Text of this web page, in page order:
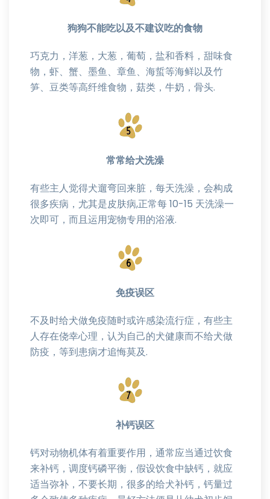
狗狗不能吃以及不建议吃的食物
巧克力，洋葱，大葱，葡萄，盐和香料，甜味食
物，虾、蟹、墨鱼、章鱼、海蜇等海鲜以及竹
笋、豆类等高纤维食物，菇类，牛奶，骨头.
常常给犬洗澡
有些主人觉得犬遛弯回来脏，每天洗澡，会构成
很多疾病，尤其是皮肤病,正常每 10-15 天洗澡一
次即可，而且运用宠物专用的浴液.
免疫误区
不及时给犬做免疫随时或许感染流行症，有些主
人存在侥幸心理，认为自己的犬健康而不给犬做
防疫，等到患病才追悔莫及.
补钙误区
钙对动物机体有着重要作用，通常应当通过饮食
来补钙，调度钙磷平衡，假设饮食中缺钙，就应
适当弥补，不要长期，很多的给犬补钙，钙量过